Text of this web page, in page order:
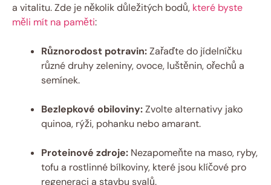
a vitalitu. Zde je několik důležitých bodů, které byste
měli mít na paměti:
Různorodost potravin:Zařaďte do jídelníčku
různé druhy zeleniny, ovoce, luštěnin, ořechů a
semínek.
Bezlepkové obiloviny:Zvolte alternativy jako
quinoa, rýži, pohanku nebo amarant.
Proteinové zdroje: Nezapomeňte na maso, ryby,
tofu a rostlinné bílkoviny, které jsou klíčové pro
regeneraci a stavbu svalů.